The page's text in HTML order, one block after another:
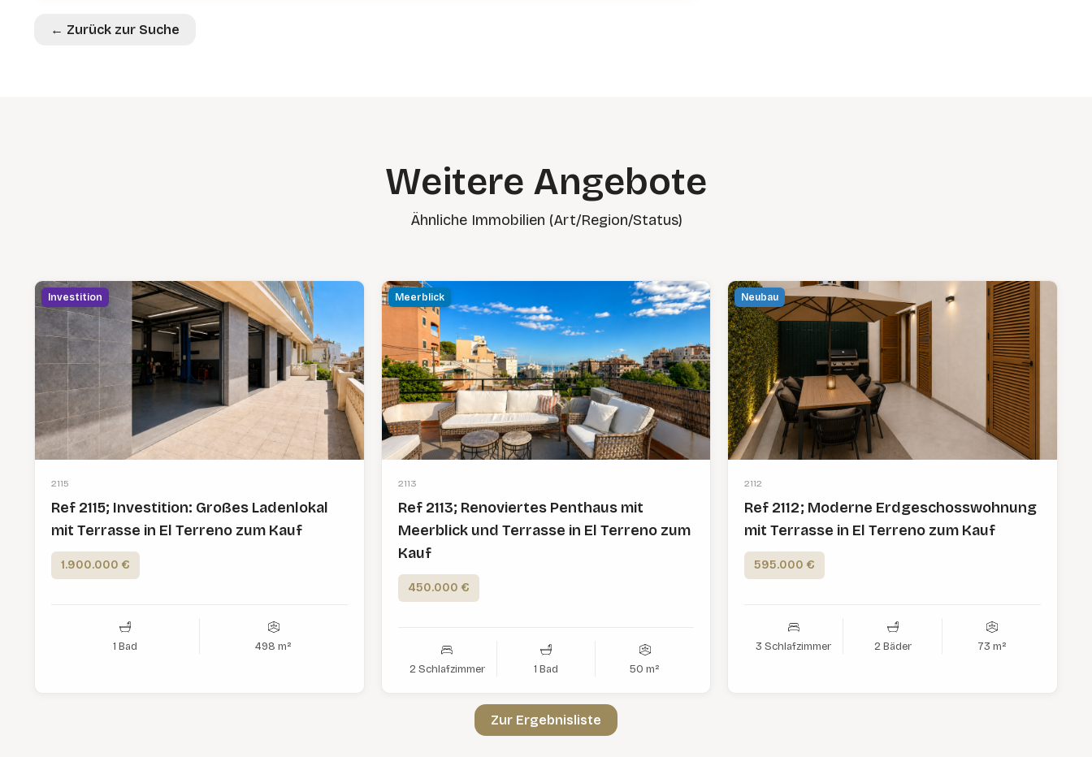
← Zurück zur Suche
Weitere Angebote
Ähnliche Immobilien (Art/Region/Status)
Investition
2115
Ref 2115; Investition: Großes Ladenlokal
mit Terrasse in El Terreno zum Kauf
1.900.000 €
1 Bad 498 m²
Meerblick
2113
Ref 2113; Renoviertes Penthaus mit
Meerblick und Terrasse in El Terreno zum
Kauf
450.000 €
2 Schlafzimmer 1 Bad 50 m²
Neubau
2112
Ref 2112; Moderne Erdgeschosswohnung
mit Terrasse in El Terreno zum Kauf
595.000 €
3 Schlafzimmer 2 Bäder 73 m²
Zur Ergebnisliste